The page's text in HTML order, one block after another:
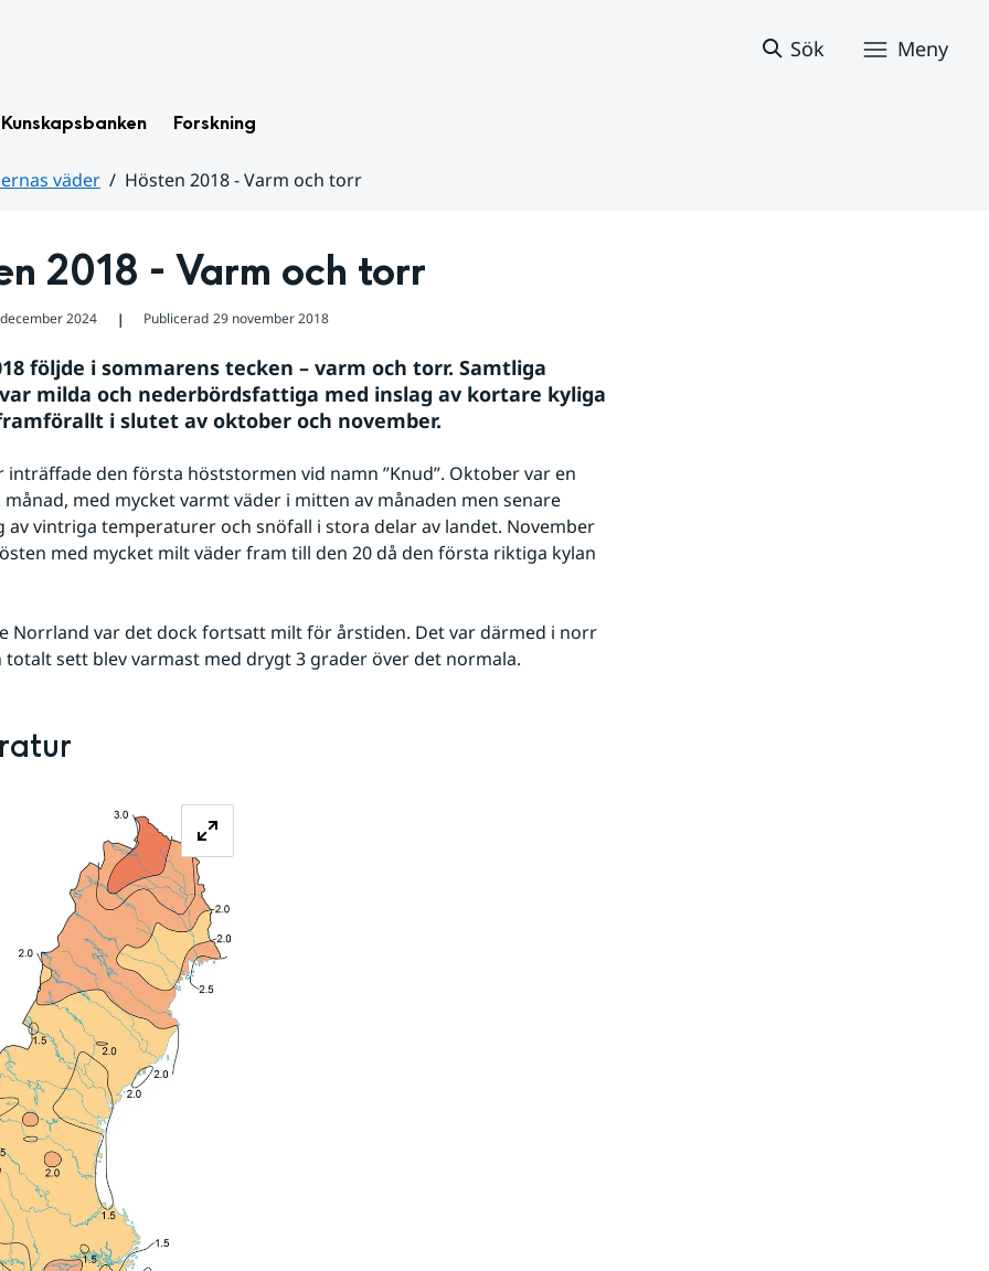
Sök Meny
Kunskapsbanken Forskning
väder
Hösten 2018 - Varm och torr
2018 - Varm och torr
2024 ❘ Publicerad 29 november 2018
följde i sommarens tecken – varm och torr. Samtliga
milda och nederbördsfattiga med inslag av kortare kyliga
i slutet av oktober och november.
inträffade den första höststormen vid namn ”Knud”. Oktober var en
med mycket varmt väder i mitten av månaden men senare
av vintriga temperaturer och snöfall i stora delar av landet. November
med mycket milt väder fram till den 20 då den första riktiga kylan
Norrland var det dock fortsatt milt för årstiden. Det var därmed i norr
totalt sett blev varmast med drygt 3 grader över det normala.